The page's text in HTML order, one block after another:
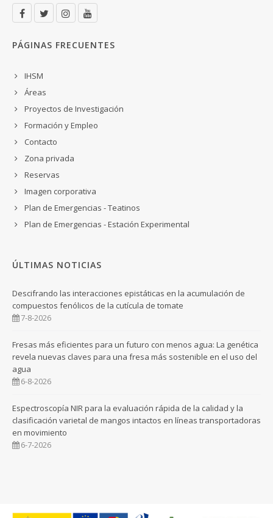
PÁGINAS FRECUENTES
IHSM
Áreas
Proyectos de Investigación
Formación y Empleo
Contacto
Zona privada
Reservas
Imagen corporativa
Plan de Emergencias - Teatinos
Plan de Emergencias - Estación Experimental
ÚLTIMAS NOTICIAS
Descifrando las interacciones epistáticas en la acumulación de
compuestos fenólicos de la cutícula de tomate
7-8-2026
Fresas más eficientes para un futuro con menos agua: La genética
revela nuevas claves para una fresa más sostenible en el uso del
agua
6-8-2026
Espectroscopía NIR para la evaluación rápida de la calidad y la
clasificación varietal de mangos intactos en líneas transportadoras
en movimiento
6-7-2026